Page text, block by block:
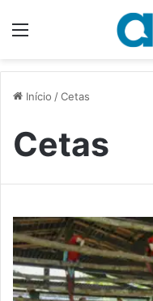
Início /Cetas
Cetas